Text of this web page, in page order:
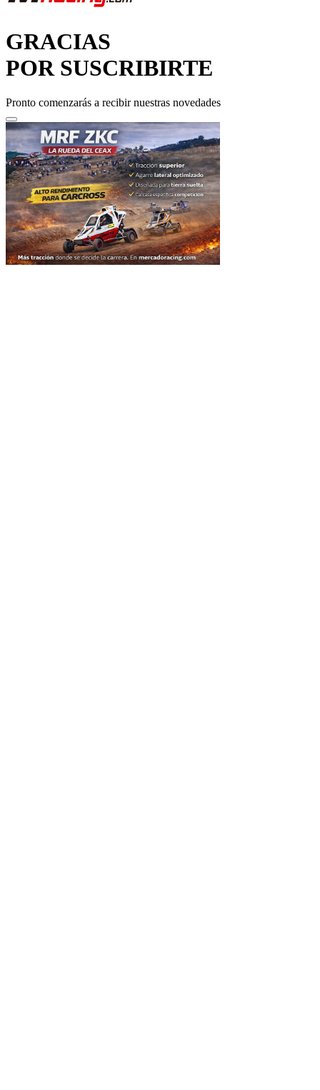
GRACIAS
POR SUSCRIBIRTE
Pronto comenzarás a recibir nuestras novedades